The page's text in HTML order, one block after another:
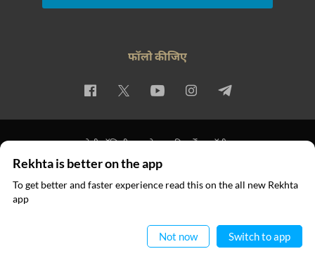
फॉलो कीजिए
प्राइवेसी पॉलिसी इस्तेमाल की शर्तें कॉपीराइट
© 2026 Rekhta™ Foundation. All rights reserved.
Rekhta is better on the app
To get better and faster experience read this on the all new Rekhta
app
Not now Switch to app